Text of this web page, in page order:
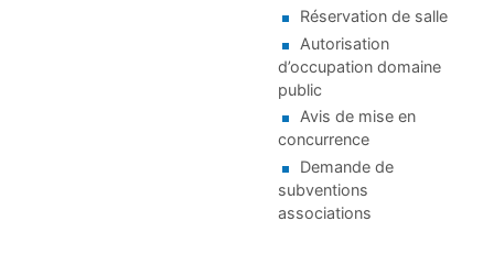
Réservation de salle
Autorisation
d’occupation domaine
public
Avis de mise en
concurrence
Demande de
subventions
associations